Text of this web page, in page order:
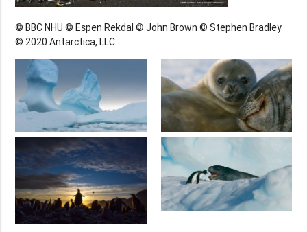
© BBC NHU © Espen Rekdal © John Brown © Stephen Bradley
© 2020 Antarctica, LLC